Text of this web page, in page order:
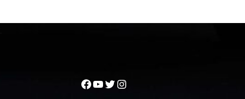
Facebook
YouTube
Twitter